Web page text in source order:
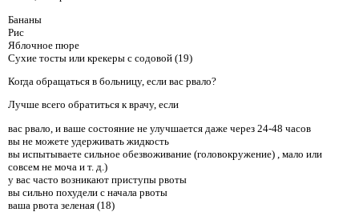
Бананы
Рис
Яблочное пюре
Сухие тосты или крекеры с содовой (19)
Когда обращаться в больницу, если вас рвало?
Лучше всего обратиться к врачу, если
вас рвало, и ваше состояние не улучшается даже через 24-48 часов
вы не можете удерживать жидкость
вы испытываете сильное обезвоживание (головокружение) , мало или
совсем не моча и т. д.)
у вас часто возникают приступы рвоты
вы сильно похудели с начала рвоты
ваша рвота зеленая (18)